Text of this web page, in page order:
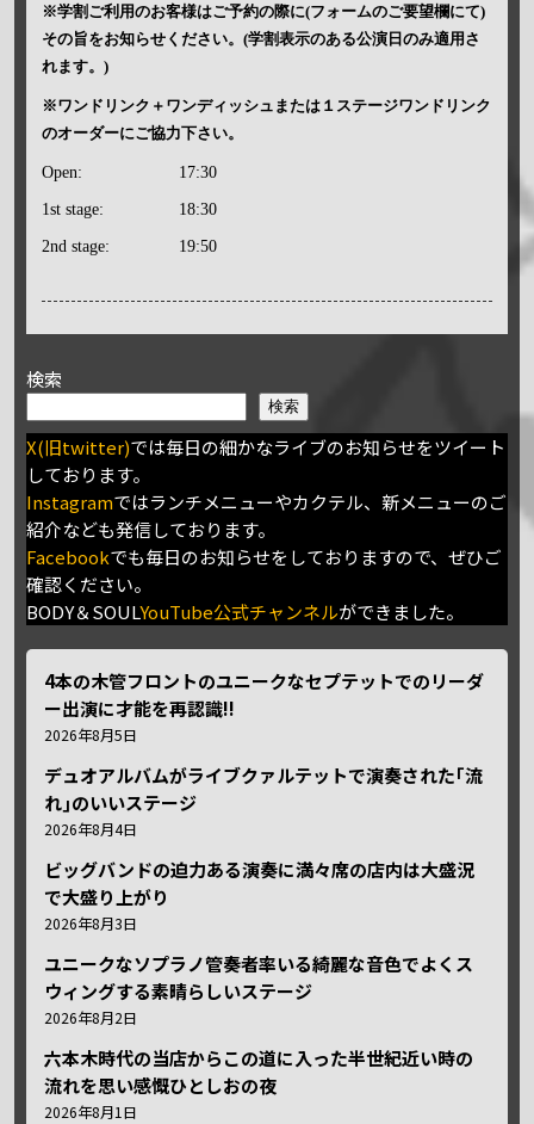
※学割ご利用のお客様はご予約の際に(フォームのご要望欄にて)
その旨をお知らせください。(学割表示のある公演日のみ適用さ
れます。)
※ワンドリンク＋ワンディッシュまたは１ステージワンドリンク
のオーダーにご協力下さい。
Open: 17:30
1st stage: 18:30
2nd stage: 19:50
検索
検索
X(旧twitter)では毎日の細かなライブのお知らせをツイート
しております。
Instagramではランチメニューやカクテル、新メニューのご
紹介なども発信しております。
Facebookでも毎日のお知らせをしておりますので、ぜひご
確認ください。
BODY＆SOULYouTube公式チャンネルができました。
4本の木管フロントのユニークなセプテットでのリーダ
ー出演に才能を再認識!!
2026年8月5日
デュオアルバムがライブクァルテットで演奏された｢流
れ｣のいいステージ
2026年8月4日
ビッグバンドの迫力ある演奏に満々席の店内は大盛況
で大盛り上がり
2026年8月3日
ユニークなソプラノ管奏者率いる綺麗な音色でよくス
ウィングする素晴らしいステージ
2026年8月2日
六本木時代の当店からこの道に入った半世紀近い時の
流れを思い感慨ひとしおの夜
2026年8月1日